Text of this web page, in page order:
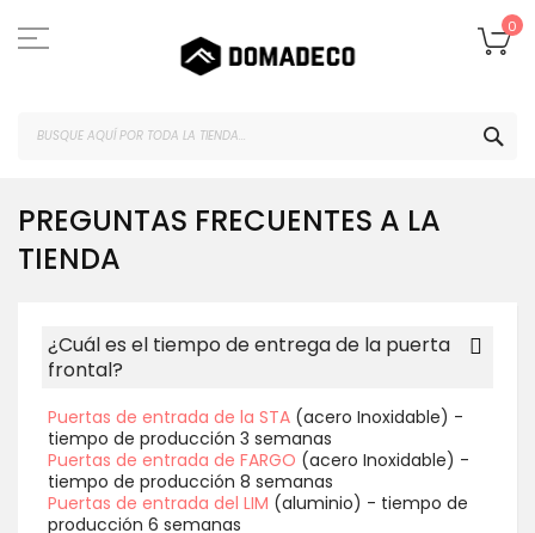
al
contenido
0
PREGUNTAS FRECUENTES A LA
TIENDA
¿Cuál es el tiempo de entrega de la puerta
frontal?
Puertas de entrada de la STA (acero Inoxidable) -
tiempo de producción 3 semanas
Puertas de entrada de FARGO (acero Inoxidable) -
tiempo de producción 8 semanas
Puertas de entrada del LIM (aluminio) - tiempo de
producción 6 semanas